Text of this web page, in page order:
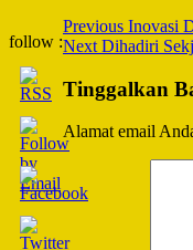
follow :
Post
Navigation
Previous Inovasi
Next Dihadiri
Tinggalkan
Alamat email